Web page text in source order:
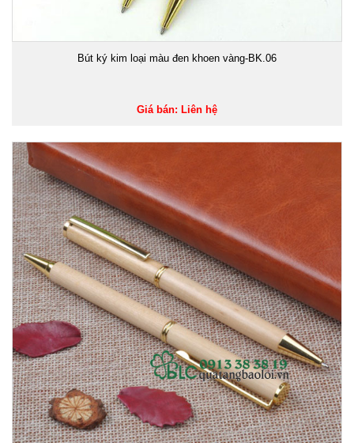
Bút ký kim loại màu đen khoen vàng-BK.06
Giá bán: Liên hệ